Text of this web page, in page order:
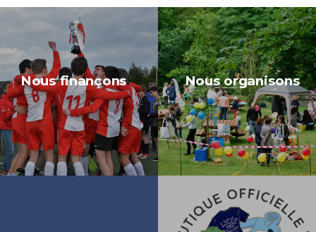
Nous finançons Nous organisons